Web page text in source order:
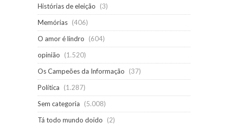
Histórias de eleição
(3)
Memórias (406)
O amor é lindro
(604)
opinião
(1.520)
Os Campeões da Informação
(37)
Política
(1.287)
Sem categoria
(5.008)
Tá todo mundo doido
(2)